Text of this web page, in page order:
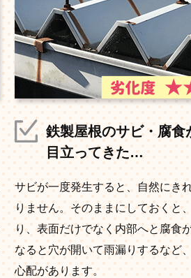
鉄製屋根のサビ・腐食
目立ってきた…
サビが一度発生すると、自然にき
りません。そのままにしておくと
り、表面だけでなく内部へと腐食
なると穴が開いて雨漏りするなど
心配があります。